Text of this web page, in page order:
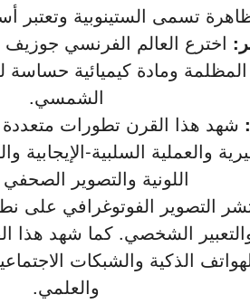
تسمى الستينوبية وتعتبر
اخترع العالم الفرنسي
المظلمة ومادة كيميائية
الشمسي.
شهد هذا القرن تطورات
والعملية السلبية-الإيجابية
اللونية والتصوير
التصوير الفوتوغرافي على
والتعبير الشخصي. كما شهد هذا
الذكية والشبكات
والعلمي.